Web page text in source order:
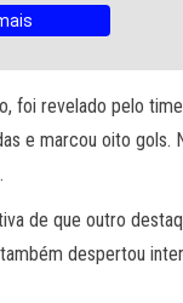
foi revelado pelo
e marcou oito
de que outro
despertou